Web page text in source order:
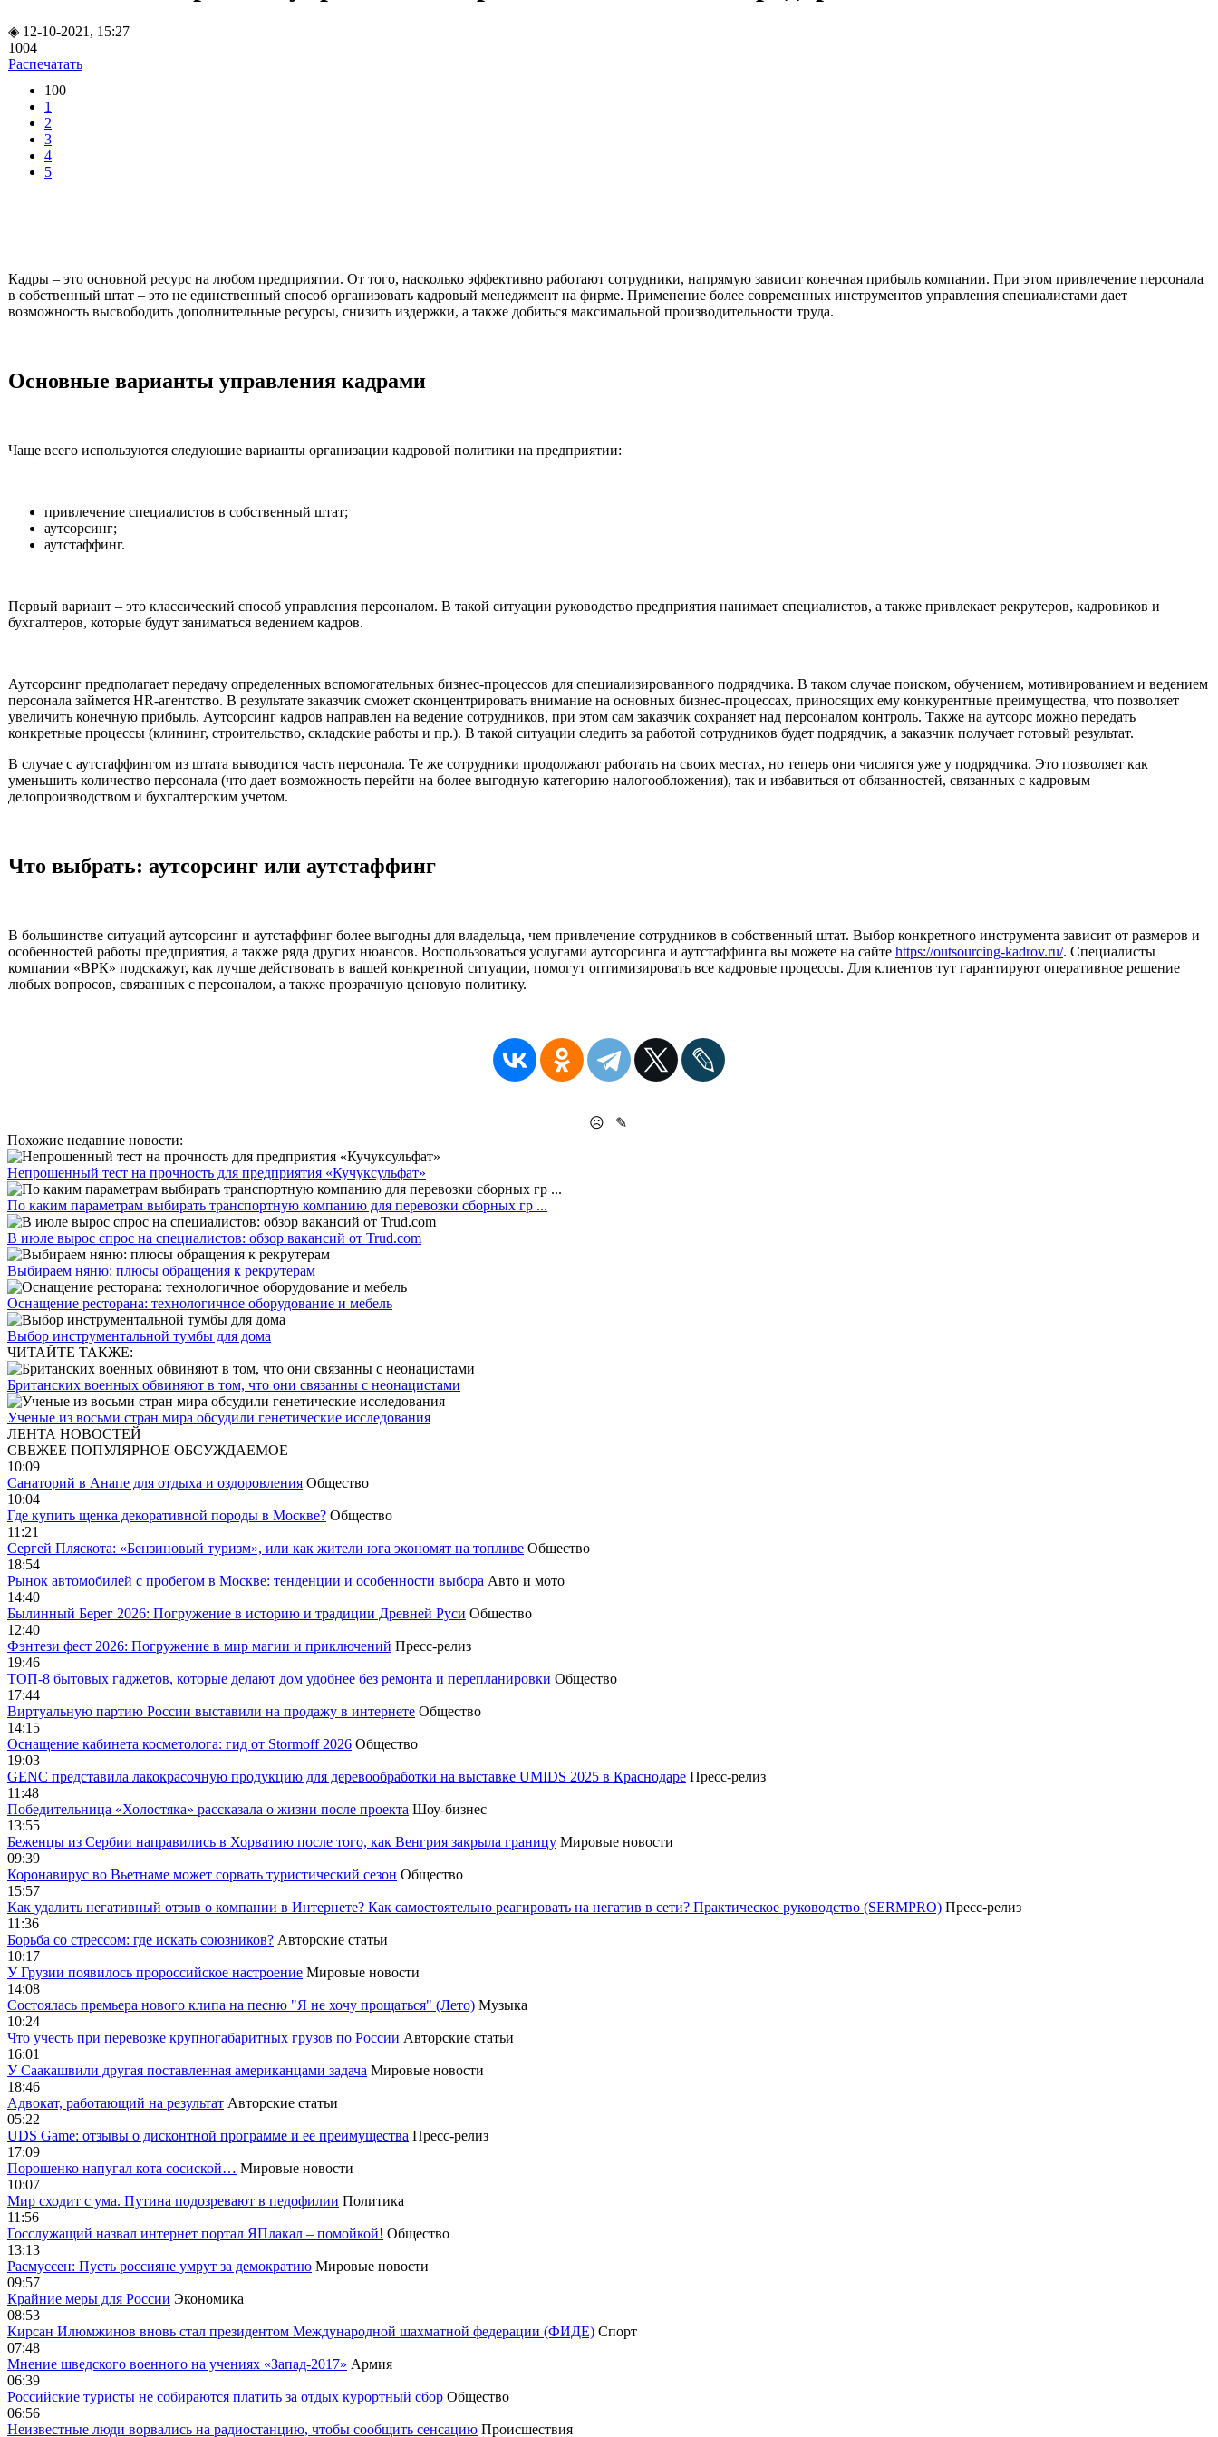
◈ 12-10-2021, 15:27
1004
Распечатать
100
1
2
3
4
5
Кадры – это основной ресурс на любом предприятии. От того, насколько эффективно работают сотрудники, напрямую зависит конечная прибыль компании. При этом привлечение персонала
в собственный штат – это не единственный способ организовать кадровый менеджмент на фирме. Применение более современных инструментов управления специалистами дает
возможность высвободить дополнительные ресурсы, снизить издержки, а также добиться максимальной производительности труда.
Основные варианты управления кадрами
Чаще всего используются следующие варианты организации кадровой политики на предприятии:
привлечение специалистов в собственный штат;
аутсорсинг;
аутстаффинг.
Первый вариант – это классический способ управления персоналом. В такой ситуации руководство предприятия нанимает специалистов, а также привлекает рекрутеров, кадровиков и
бухгалтеров, которые будут заниматься ведением кадров.
Аутсорсинг предполагает передачу определенных вспомогательных бизнес-процессов для специализированного подрядчика. В таком случае поиском, обучением, мотивированием и ведением
персонала займется HR-агентство. В результате заказчик сможет сконцентрировать внимание на основных бизнес-процессах, приносящих ему конкурентные преимущества, что позволяет
увеличить конечную прибыль. Аутсорсинг кадров направлен на ведение сотрудников, при этом сам заказчик сохраняет над персоналом контроль. Также на аутсорс можно передать
конкретные процессы (клининг, строительство, складские работы и пр.). В такой ситуации следить за работой сотрудников будет подрядчик, а заказчик получает готовый результат.
В случае с аутстаффингом из штата выводится часть персонала. Те же сотрудники продолжают работать на своих местах, но теперь они числятся уже у подрядчика. Это позволяет как
уменьшить количество персонала (что дает возможность перейти на более выгодную категорию налогообложения), так и избавиться от обязанностей, связанных с кадровым
делопроизводством и бухгалтерским учетом.
Что выбрать: аутсорсинг или аутстаффинг
В большинстве ситуаций аутсорсинг и аутстаффинг более выгодны для владельца, чем привлечение сотрудников в собственный штат. Выбор конкретного инструмента зависит от размеров и
особенностей работы предприятия, а также ряда других нюансов. Воспользоваться услугами аутсорсинга и аутстаффинга вы можете на сайте https://outsourcing-kadrov.ru/. Специалисты
компании «ВРК» подскажут, как лучше действовать в вашей конкретной ситуации, помогут оптимизировать все кадровые процессы. Для клиентов тут гарантируют оперативное решение
любых вопросов, связанных с персоналом, а также прозрачную ценовую политику.
☹
✎
Похожие недавние новости:
Непрошенный тест на прочность для предприятия «Кучуксульфат»
По каким параметрам выбирать транспортную компанию для перевозки сборных гр ...
В июле вырос спрос на специалистов: обзор вакансий от Trud.com
Выбираем няню: плюсы обращения к рекрутерам
Оснащение ресторана: технологичное оборудование и мебель
Выбор инструментальной тумбы для дома
ЧИТАЙТЕ ТАКЖЕ:
Британских военных обвиняют в том, что они связанны с неонацистами
Ученые из восьми стран мира обсудили генетические исследования
ЛЕНТА НОВОСТЕЙ
СВЕЖЕЕ ПОПУЛЯРНОЕ ОБСУЖДАЕМОЕ
10:09
Санаторий в Анапе для отдыха и оздоровления Общество
10:04
Где купить щенка декоративной породы в Москве? Общество
11:21
Сергей Пляскота: «Бензиновый туризм», или как жители юга экономят на топливе Общество
18:54
Рынок автомобилей с пробегом в Москве: тенденции и особенности выбора Авто и мото
14:40
Былинный Берег 2026: Погружение в историю и традиции Древней Руси Общество
12:40
Фэнтези фест 2026: Погружение в мир магии и приключений Пресс-релиз
19:46
ТОП-8 бытовых гаджетов, которые делают дом удобнее без ремонта и перепланировки Общество
17:44
Виртуальную партию России выставили на продажу в интернете Общество
14:15
Оснащение кабинета косметолога: гид от Stormoff 2026 Общество
19:03
GENC представила лакокрасочную продукцию для деревообработки на выставке UMIDS 2025 в Краснодаре Пресс-релиз
11:48
Победительница «Холостяка» рассказала о жизни после проекта Шоу-бизнес
13:55
Беженцы из Сербии направились в Хорватию после того, как Венгрия закрыла границу Мировые новости
09:39
Коронавирус во Вьетнаме может сорвать туристический сезон Общество
15:57
Как удалить негативный отзыв о компании в Интернете? Как самостоятельно реагировать на негатив в сети? Практическое руководство (SERMPRO) Пресс-релиз
11:36
Борьба со стрессом: где искать союзников? Авторские статьи
10:17
У Грузии появилось пророссийское настроение Мировые новости
14:08
Cостоялась премьера нового клипа на песню "Я не хочу прощаться" (Лето) Музыка
10:24
Что учесть при перевозке крупногабаритных грузов по России Авторские статьи
16:01
У Саакашвили другая поставленная американцами задача Мировые новости
18:46
Адвокат, работающий на результат Авторские статьи
05:22
UDS Game: отзывы о дисконтной программе и ее преимущества Пресс-релиз
17:09
Порошенко напугал кота сосиской… Мировые новости
10:07
Мир сходит с ума. Путина подозревают в педофилии Политика
11:56
Госслужащий назвал интернет портал ЯПлакал – помойкой! Общество
13:13
Расмуссен: Пусть россияне умрут за демократию Мировые новости
09:57
Крайние меры для России Экономика
08:53
Кирсан Илюмжинов вновь стал президентом Международной шахматной федерации (ФИДЕ) Спорт
07:48
Мнение шведского военного на учениях «Запад-2017» Армия
06:39
Российские туристы не собираются платить за отдых курортный сбор Общество
06:56
Неизвестные люди ворвались на радиостанцию, чтобы сообщить сенсацию Происшествия